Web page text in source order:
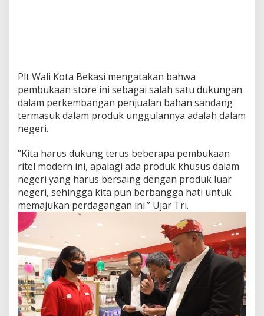
Plt Wali Kota Bekasi mengatakan bahwa
pembukaan store ini sebagai salah satu dukungan
dalam perkembangan penjualan bahan sandang
termasuk dalam produk unggulannya adalah dalam
negeri.
“Kita harus dukung terus beberapa pembukaan
ritel modern ini, apalagi ada produk khusus dalam
negeri yang harus bersaing dengan produk luar
negeri, sehingga kita pun berbangga hati untuk
memajukan perdagangan ini.” Ujar Tri.